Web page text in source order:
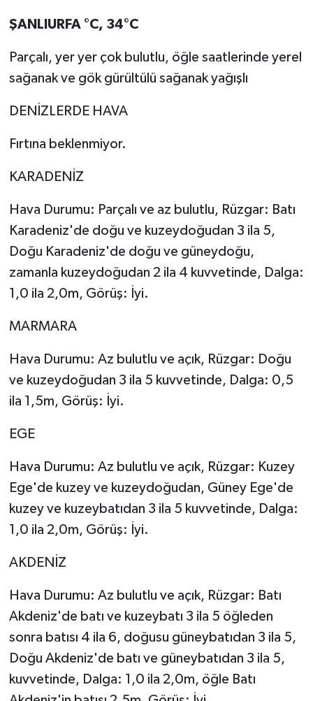
ŞANLIURFA °C, 34°C
Parçalı, yer yer çok bulutlu, öğle saatlerinde yerel
sağanak ve gök gürültülü sağanak yağışlı
DENİZLERDE HAVA
Fırtına beklenmiyor.
KARADENİZ
Hava Durumu: Parçalı ve az bulutlu, Rüzgar: Batı
Karadeniz'de doğu ve kuzeydoğudan 3 ila 5,
Doğu Karadeniz'de doğu ve güneydoğu,
zamanla kuzeydoğudan 2 ila 4 kuvvetinde, Dalga:
1,0 ila 2,0m, Görüş: İyi.
MARMARA
Hava Durumu: Az bulutlu ve açık, Rüzgar: Doğu
ve kuzeydoğudan 3 ila 5 kuvvetinde, Dalga: 0,5
ila 1,5m, Görüş: İyi.
EGE
Hava Durumu: Az bulutlu ve açık, Rüzgar: Kuzey
Ege'de kuzey ve kuzeydoğudan, Güney Ege'de
kuzey ve kuzeybatıdan 3 ila 5 kuvvetinde, Dalga:
1,0 ila 2,0m, Görüş: İyi.
AKDENİZ
Hava Durumu: Az bulutlu ve açık, Rüzgar: Batı
Akdeniz'de batı ve kuzeybatı 3 ila 5 öğleden
sonra batısı 4 ila 6, doğusu güneybatıdan 3 ila 5,
Doğu Akdeniz'de batı ve güneybatıdan 3 ila 5,
kuvvetinde, Dalga: 1,0 ila 2,0m, öğle Batı